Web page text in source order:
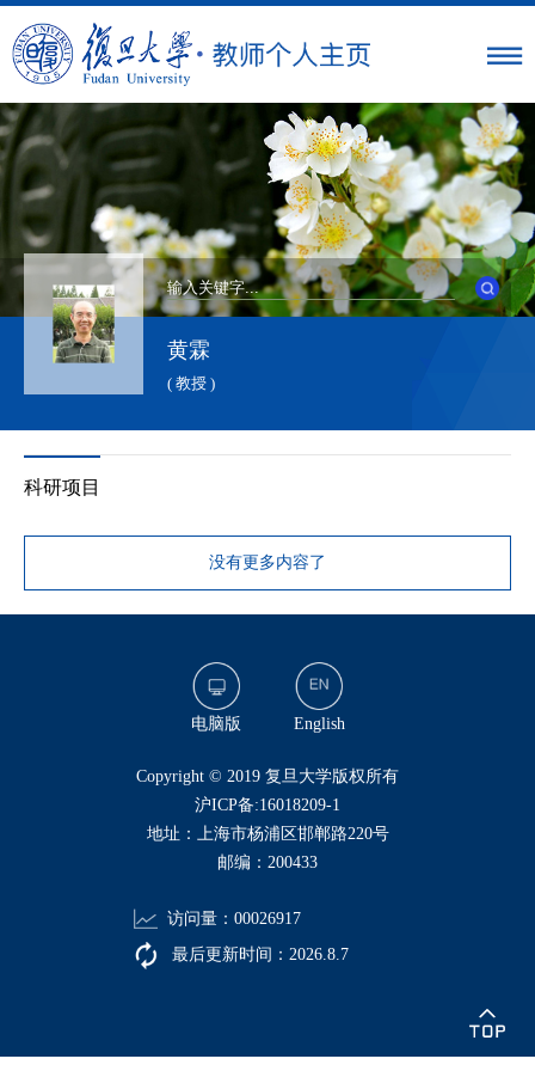
黄霖
( 教授 )
科研项目
没有更多内容了
电脑版 English
​Copyright © 2019 复旦大学版权所有
沪ICP备:16018209-1
地址：上海市杨浦区邯郸路220号
邮编：200433
访问量： 00026917
最后更新时间： 2026 8 7